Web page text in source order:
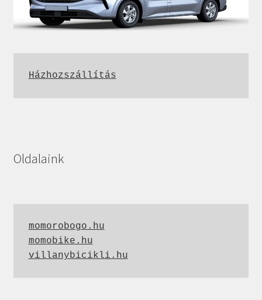
Házhozszállítás
Oldalaink
momorobogo.hu
momobike.hu
villanybicikli.hu